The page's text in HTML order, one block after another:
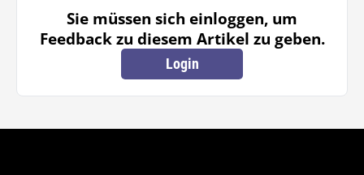
Sie müssen sich einloggen, um
Feedback zu diesem Artikel zu geben.
Login